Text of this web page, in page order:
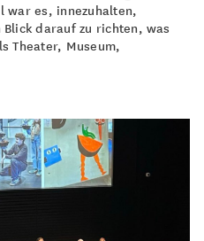
war es, innezuhalten,
Blick darauf zu richten, was
Theater, Museum,